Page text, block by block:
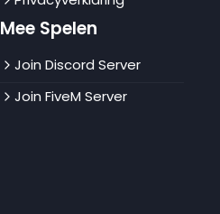
Mee Spelen
Join Discord Server
Join FiveM Server